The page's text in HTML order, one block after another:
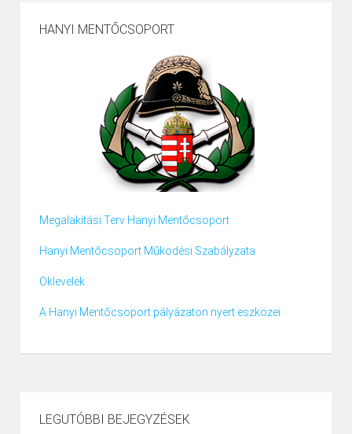
HANYI MENTŐCSOPORT
Megalakítási Terv Hanyi Mentőcsoport
Hanyi Mentőcsoport Működési Szabályzata
Oklevelek
A Hanyi Mentőcsoport pályázaton nyert eszközei
LEGUTÓBBI BEJEGYZÉSEK